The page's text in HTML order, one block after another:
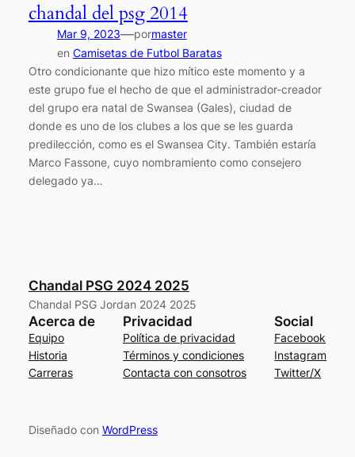
chandal del psg 2014
Mar 9, 2023—pormaster
en Camisetas de Futbol Baratas
Otro condicionante que hizo mítico este momento y a
este grupo fue el hecho de que el administrador-creador
del grupo era natal de Swansea (Gales), ciudad de
donde es uno de los clubes a los que se les guarda
predilección, como es el Swansea City. También estaría
Marco Fassone, cuyo nombramiento como consejero
delegado ya…
Chandal PSG 2024 2025
Chandal PSG Jordan 2024 2025
Acerca de
Equipo
Historia
Carreras
Privacidad
Política de privacidad
Términos y condiciones
Contacta con consotros
Social
Facebook
Instagram
Twitter/X
Diseñado con WordPress